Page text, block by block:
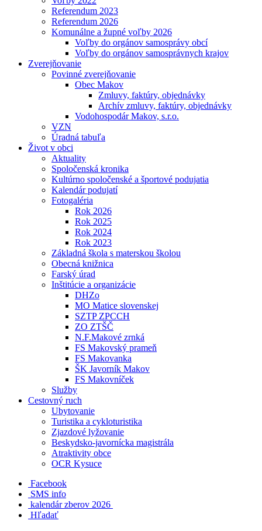
Referendum 2023
Referendum 2026
Komunálne a župné voľby 2026
Voľby do orgánov samosprávy obcí
Voľby do orgánov samosprávnych krajov
Zverejňovanie
Povinné zverejňovanie
Obec Makov
Zmluvy, faktúry, objednávky
Archív zmluvy, faktúry, objednávky
Vodohospodár Makov, s.r.o.
VZN
Úradná tabuľa
Život v obci
Aktuality
Spoločenská kronika
Kultúrno spoločenské a športové podujatia
Kalendár podujatí
Fotogaléria
Rok 2026
Rok 2025
Rok 2024
Rok 2023
Základná škola s materskou školou
Obecná knižnica
Farský úrad
Inštitúcie a organizácie
DHZo
MO Matice slovenskej
SZTP ZPCCH
ZO ZTŠČ
N.F.Makové zrnká
FS Makovský prameň
FS Makovanka
ŠK Javorník Makov
FS Makovníček
Služby
Cestovný ruch
Ubytovanie
Turistika a cykloturistika
Zjazdové lyžovanie
Beskydsko-javornícka magistrála
Atraktivity obce
OCR Kysuce
Facebook
SMS info
​ kalendár zberov 2026
Hľadať